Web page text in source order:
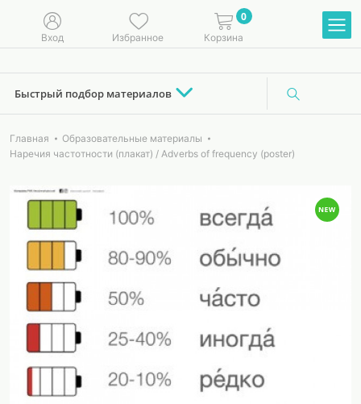
Вход Избранное
0
Корзина
Быстрый подбор материалов
Главная
Образовательные материалы
Наречия частотности (плакат) / Adverbs of frequency (poster)